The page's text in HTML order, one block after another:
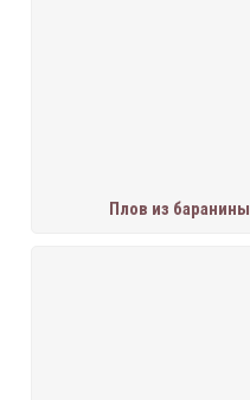
Плов из баранины